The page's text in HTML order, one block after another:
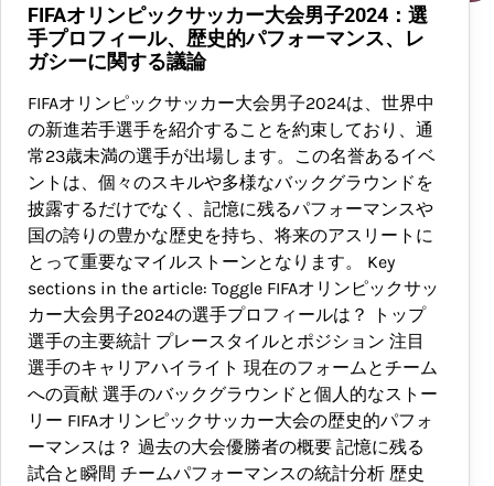
FIFAオリンピックサッカー大会男子2024：選
手プロフィール、歴史的パフォーマンス、レ
ガシーに関する議論
FIFAオリンピックサッカー大会男子2024は、世界中
の新進若手選手を紹介することを約束しており、通
常23歳未満の選手が出場します。この名誉あるイベ
ントは、個々のスキルや多様なバックグラウンドを
披露するだけでなく、記憶に残るパフォーマンスや
国の誇りの豊かな歴史を持ち、将来のアスリートに
とって重要なマイルストーンとなります。 Key
sections in the article: Toggle FIFAオリンピックサッ
カー大会男子2024の選手プロフィールは？ トップ
選手の主要統計 プレースタイルとポジション 注目
選手のキャリアハイライト 現在のフォームとチーム
への貢献 選手のバックグラウンドと個人的なストー
リー FIFAオリンピックサッカー大会の歴史的パフォ
ーマンスは？ 過去の大会優勝者の概要 記憶に残る
試合と瞬間 チームパフォーマンスの統計分析 歴史